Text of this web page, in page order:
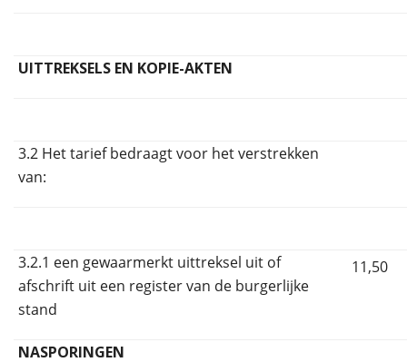
UITTREKSELS EN KOPIE-AKTEN
3.2 Het tarief bedraagt voor het verstrekken
van:
3.2.1 een gewaarmerkt uittreksel uit of
afschrift uit een register van de burgerlijke
stand
11,50
NASPORINGEN